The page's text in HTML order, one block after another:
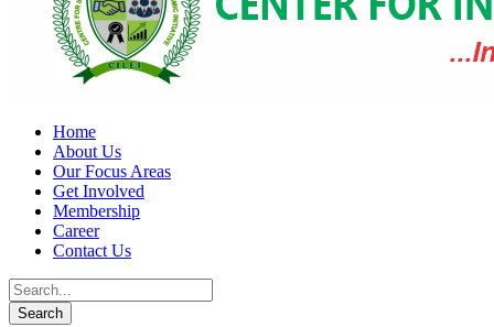
Home
About Us
Our Focus Areas
Get Involved
Membership
Career
Contact Us